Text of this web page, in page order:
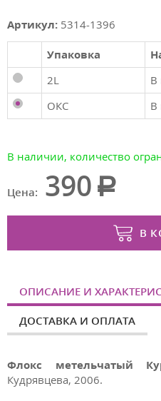
Артикул: 5314-1396
Упаковка
2L
В
ОКС
В
В наличии, количество
Цена: 390
В
ОПИСАНИЕ И
ДОСТАВКА И ОПЛАТА
Флокс метельчатый
Кудрявцева, 2006.